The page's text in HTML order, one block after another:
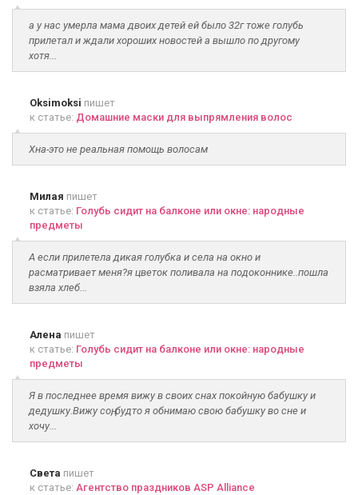
а у нас умерла мама двоих детей ей было 32г тоже голубь
прилетал и ждали хороших новостей а вышло по другому
хотя...
Oksimoksi пишет
к статье: Домашние маски для выпрямления волос
Хна-это не реальная помощь волосам
Милая пишет
к статье: Голубь сидит на балконе или окне: народные
предметы
А если прилетела дикая голубка и села на окно и
расматривает меня?я цветок поливала на подоконнике..пошла
взяла хлеб...
Алена пишет
к статье: Голубь сидит на балконе или окне: народные
предметы
Я в последнее время вижу в своих снах покойную бабушку и
дедушку.Вижу соң, будто я обнимаю свою бабушку во сне и
хочу...
Света пишет
к статье: Агентство праздников ASP Alliance